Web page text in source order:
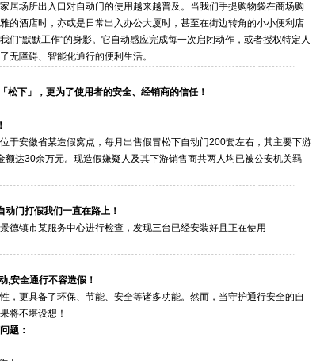
居场所出入口对自动门的使用越来越普及。当我们手提购物袋在商场购
的酒店时，亦或是日常出入办公大厦时，甚至在街边转角的小小便利店
们“默默工作”的身影。它自动感应完成每一次启闭动作，或者授权特定人
无障碍、智能化通行的便利生活。
松下」，更为了使用者的安全、经销商的信任！
于安徽省某造假窝点，每月出售假冒松下自动门200套左右，其主要下游
额达30余万元。现造假嫌疑人及其下游销售商共两人均已被公安机关羁
门打假我们一直在路上！
德镇市某服务中心进行检查，发现三台已经安装好且正在使用
,安全通行不容造假！
，更具备了环保、节能、安全等诸多功能。然而，当守护通行安全的自
将不堪设想！
题：